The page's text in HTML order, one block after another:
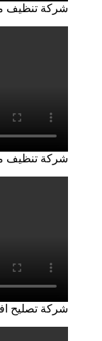
شركة تنظيف
شركة تنظيف
شركة تصليح